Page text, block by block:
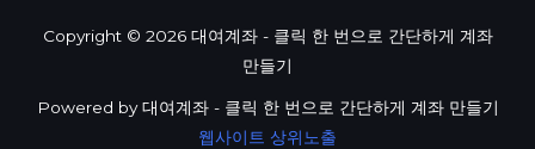
Copyright © 2026 대여계좌 - 클릭 한 번으로 간단하게 계좌
만들기
Powered by 대여계좌 - 클릭 한 번으로 간단하게 계좌 만들기
웹사이트 상위노출